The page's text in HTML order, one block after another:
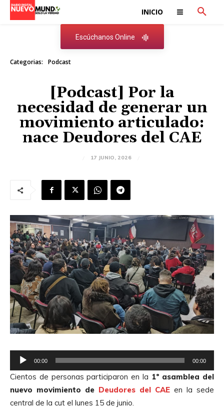
INICIO
Escúchanos Online
Categorias: Podcast
[Podcast] Por la
necesidad de generar un
movimiento articulado:
nace Deudores del CAE
17 JUNIO, 2026
e
p
r
00:00 00:00
Cientos de personas participaron en la 1º asamblea del
nuevo movimiento de Deudores del CAE en la sede
central de la cut el lunes 15 de junio.